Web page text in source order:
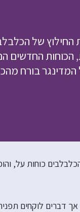
של
הכוחות החדשים
בורח
כוחות על,
דברים לוקחים